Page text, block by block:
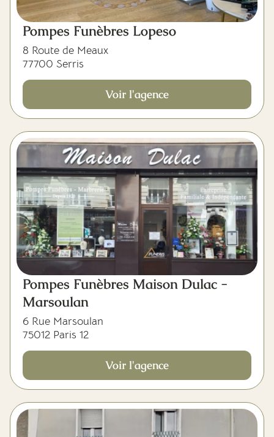
Pompes Funèbres Lopeso
8 Route de Meaux
77700 Serris
Voir l'agence
Pompes Funèbres Maison Dulac -
Marsoulan
6 Rue Marsoulan
75012 Paris 12
Voir l'agence